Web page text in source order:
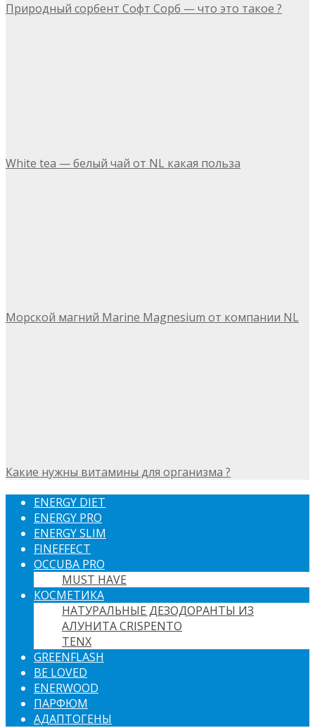
Природный сорбент Софт Сорб — что это такое ?
White tea — белый чай от NL какая польза
Морской магний Marine Magnesium от компании NL
Какие нужны витамины для организма ?
ENERGY DIET
ENERGY PRO
ENERGY SLIM
FINEFFECT
OCCUBA PRO
MUST HAVE
КОСМЕТИКА
НАТУРАЛЬНЫЕ ДЕЗОДОРАНТЫ ИЗ
АЛУНИТА CRISPENTO
TENX
GREENFLASH
BE LOVED
ENERWOOD
ПАРФЮМ
АДАПТОГЕНЫ